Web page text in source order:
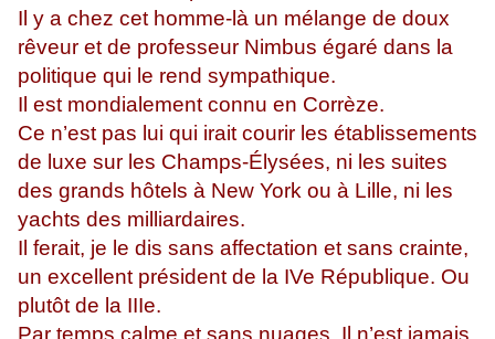
Il y a chez cet homme-là un mélange de doux
rêveur et de professeur Nimbus égaré dans la
politique qui le rend sympathique.
Il est mondialement connu en Corrèze.
Ce n’est pas lui qui irait courir les établissements
de luxe sur les Champs-Élysées, ni les suites
des grands hôtels à New York ou à Lille, ni les
yachts des milliardaires.
Il ferait, je le dis sans affectation et sans crainte,
un excellent président de la IVe République. Ou
plutôt de la IIIe.
Par temps calme et sans nuages. Il n’est jamais